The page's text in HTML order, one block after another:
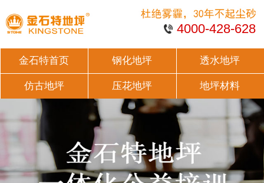
4000-428-628
金石特首页 钢化地坪 透水地坪
仿古地坪 压花地坪 地坪材料